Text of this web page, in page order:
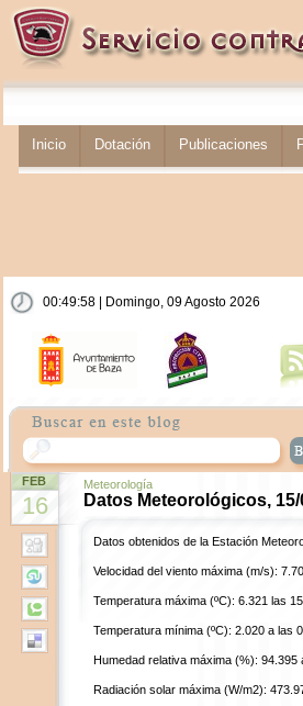
Inicio Dotación Publicaciones
00:49:58 | Domingo, 09 Agosto 2026
FEB
16
Meteorología
Datos Meteorológicos, 15/
Datos obtenidos de la Estación
Velocidad del viento máxima (m/s):
Temperatura máxima (ºC): 6.321 las
Temperatura mínima (ºC): 2.020 a las
Humedad relativa máxima (%): 94.395
Radiación solar máxima (W/m2):